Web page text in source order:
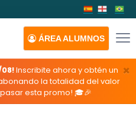
ÁREAALUMNOS
×
08!Inscribite ahora y obtén un
la totalidad del valor
esta promo! 🎓🎉